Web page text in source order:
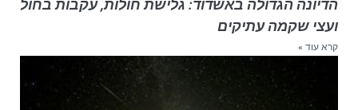
הדיונה הגדולה באשדוד: גלישת חולות, עקבות בחול
ועצי שקמה עתיקים
קרא עוד »